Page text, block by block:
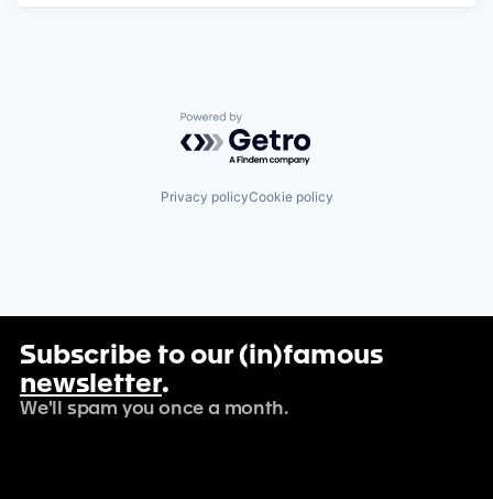
Powered by Getro.com
Privacy policyCookie policy
Subscribe to our (in)famous
newsletter.
We'll spam you once a month.